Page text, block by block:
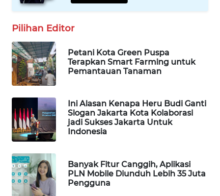
Pilihan Editor
Petani Kota Green Puspa
Terapkan Smart Farming untuk
Pemantauan Tanaman
Ini Alasan Kenapa Heru Budi Ganti
Slogan Jakarta Kota Kolaborasi
jadi Sukses Jakarta Untuk
Indonesia
Banyak Fitur Canggih, Aplikasi
PLN Mobile Diunduh Lebih 35 Juta
Pengguna
WAHANA
WAHANA
KONSUMEN
WAHANA
WAHANA
TRAVEL
WAHANA
TV
WAHANANEWS